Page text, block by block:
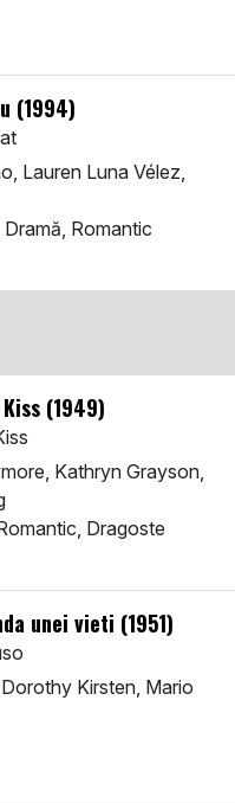
(1994)
Lauren Luna Vélez,
Romantic
(1949)
Kathryn Grayson,
Dragoste
unei vieti (1951)
Kirsten, Mario